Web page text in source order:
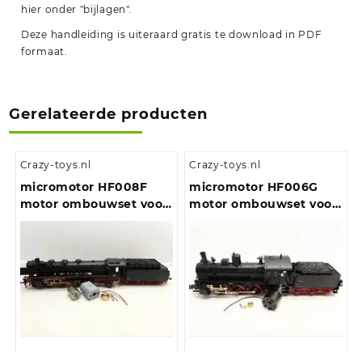
hier onder "bijlagen".
Deze handleiding is uiteraard gratis te download in PDF
formaat.
Gerelateerde producten
Crazy-toys.nl
micromotor HF008F
motor ombouwset voor
Fleischmann BR 03, BR
BR 119
Crazy-toys.nl
micromotor HF006G
motor ombouwset voor